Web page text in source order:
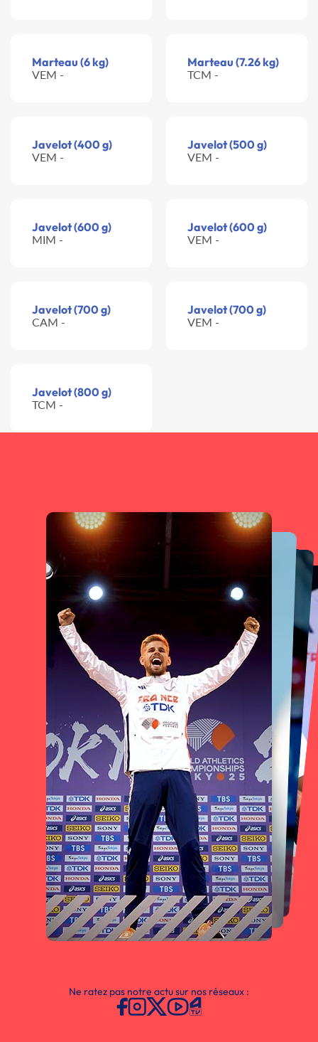
Marteau (6 kg)
VEM -
Marteau (7.26 kg)
TCM -
Javelot (400 g)
VEM -
Javelot (500 g)
VEM -
Javelot (600 g)
MIM -
Javelot (600 g)
VEM -
Javelot (700 g)
CAM -
Javelot (700 g)
VEM -
Javelot (800 g)
TCM -
Ne ratez pas notre actu sur nos réseaux :